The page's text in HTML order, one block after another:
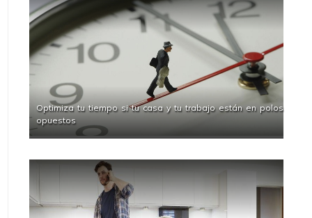
Optimiza tu tiempo si tu casa y tu trabajo están en polos
opuestos